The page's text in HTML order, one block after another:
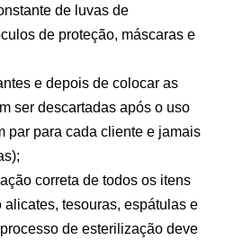
de luvas de
de proteção, máscaras e
e depois de colocar as
ser descartadas após o uso
par para cada cliente e jamais
correta de todos os itens
alicates, tesouras, espátulas e
de esterilização deve